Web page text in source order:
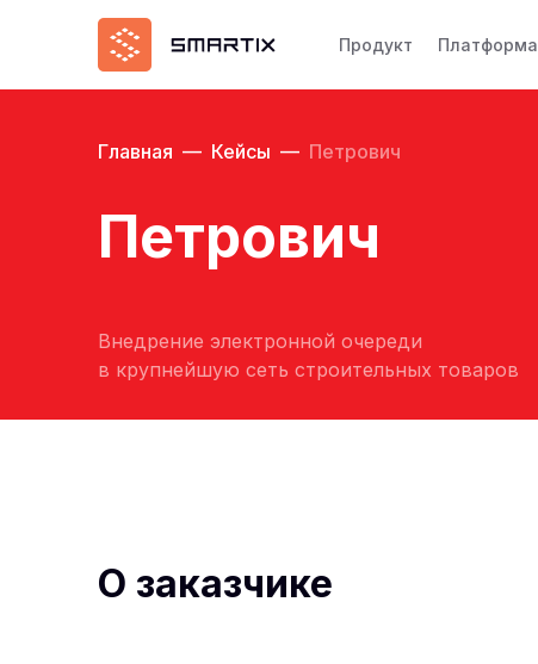
Продукт Платформа
Главная — Кейсы — Петрович
Петрович
Внедрение электронной очереди
в крупнейшую сеть строительных товаров
О заказчике